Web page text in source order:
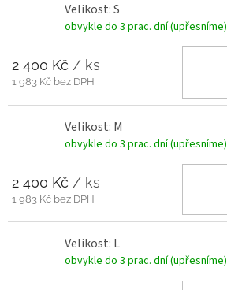
Velikost: S
obvykle do 3 prac. dní (upřesníme)
2 400 Kč / ks
1 983 Kč bez DPH
Velikost: M
obvykle do 3 prac. dní (upřesníme)
2 400 Kč / ks
1 983 Kč bez DPH
Velikost: L
obvykle do 3 prac. dní (upřesníme)